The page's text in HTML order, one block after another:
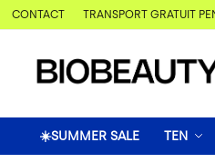
CONTACT TRANSPORT GRATUIT
☀️SUMMER SALE TEN